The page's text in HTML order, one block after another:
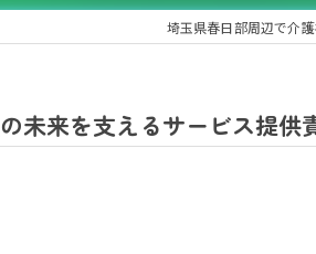
埼玉県春日部周辺で介
未来を支えるサービス提供